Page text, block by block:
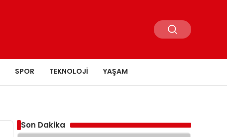
SPOR TEKNOLOJI YAŞAM
Son Dakika